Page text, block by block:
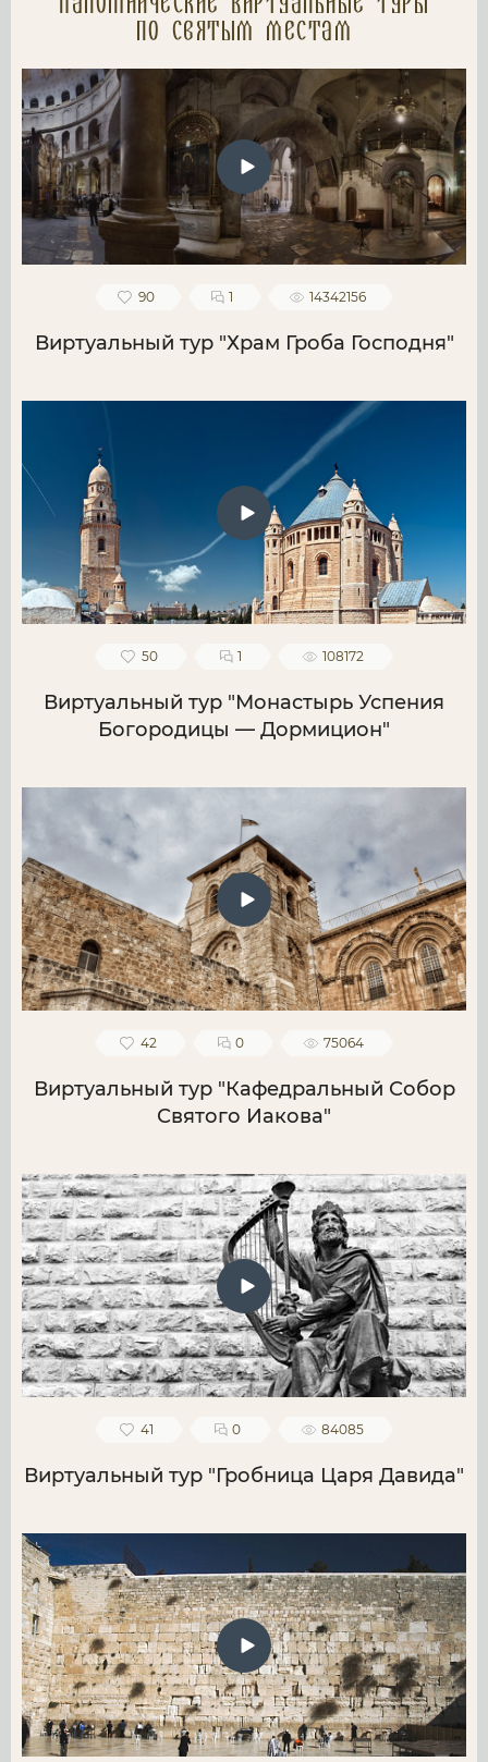
по святым местам
90 1 14342156
Виртуальный тур "Храм Гроба Господня"
50 1 108172
Виртуальный тур "Монастырь Успения
Богородицы — Дормицион"
42 0 75064
Виртуальный тур "Кафедральный Собор
Святого Иакова"
41 0 84085
Виртуальный тур "Гробница Царя Давида"